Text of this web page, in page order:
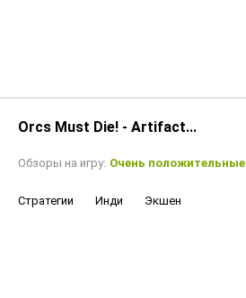
Orcs Must Die! - Artifact...
Обзоры на игру: Очень положительные
Стратегии Инди Экшен